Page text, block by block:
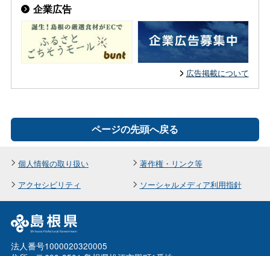
企業広告
広告掲載について
ページの先頭へ戻る
個人情報の取り扱い
著作権・リンク等
アクセシビリティ
ソーシャルメディア利用指針
法人番号1000020320005